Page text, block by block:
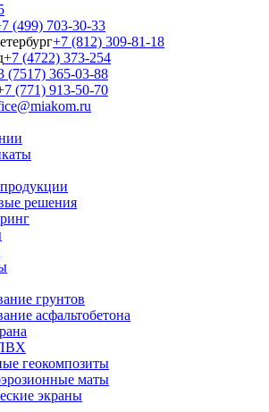
(499) 703-30-33
+7 (812) 309-81-18
+7 (4722) 373-254
(7517) 365-03-88
(771) 913-50-70
решения
грунтов
асфальтобетона
геокомпозиты
маты
экраны